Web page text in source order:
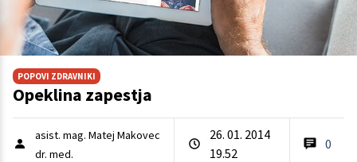
POPOVI ZDRAVNIKI
Opeklina zapestja
asist. mag. Matej Makovec
dr. med.
26. 01. 2014
19.52
0